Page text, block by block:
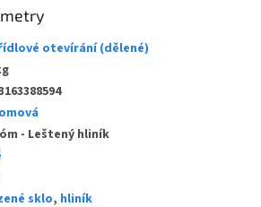
otevírání (dělené)
- Leštený hliník
sklo, hliník